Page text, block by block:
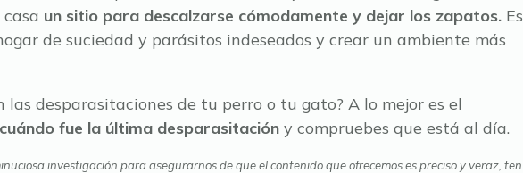
un sitio para descalzarse cómodamente y dejar los zapatos. Es
de suciedad y parásitos indeseados y crear un ambiente más
las desparasitaciones de tu perro o tu gato? A lo mejor es el
fue la última desparasitacióny compruebes que está al día.
investigación para asegurarnos de que el contenido que ofrecemos es preciso y veraz, ten